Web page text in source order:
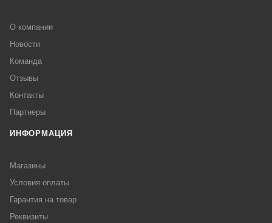
О компании
Новости
Команда
Отзывы
Контакты
Партнеры
ИНФОРМАЦИЯ
Магазины
Условия оплаты
Гарантия на товар
Реквизиты